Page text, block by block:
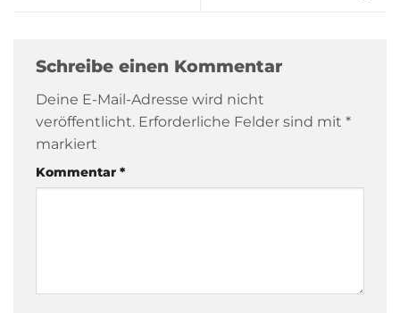
Schreibe einen Kommentar
Deine E-Mail-Adresse wird nicht
veröffentlicht. Erforderliche Felder sind mit *
markiert
Kommentar *